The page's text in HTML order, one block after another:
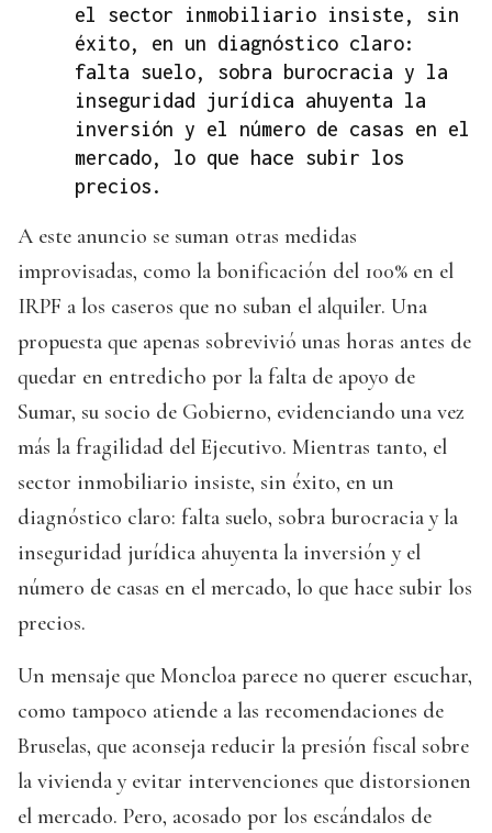
el sector inmobiliario insiste, sin
éxito, en un diagnóstico claro:
falta suelo, sobra burocracia y la
inseguridad jurídica ahuyenta la
inversión y el número de casas en el
mercado, lo que hace subir los
precios.
A este anuncio se suman otras medidas
improvisadas, como la bonificación del 100% en el
IRPF a los caseros que no suban el alquiler. Una
propuesta que apenas sobrevivió unas horas antes de
quedar en entredicho por la falta de apoyo de
Sumar, su socio de Gobierno, evidenciando una vez
más la fragilidad del Ejecutivo. Mientras tanto, el
sector inmobiliario insiste, sin éxito, en un
diagnóstico claro: falta suelo, sobra burocracia y la
inseguridad jurídica ahuyenta la inversión y el
número de casas en el mercado, lo que hace subir los
precios.
Un mensaje que Moncloa parece no querer escuchar,
como tampoco atiende a las recomendaciones de
Bruselas, que aconseja reducir la presión fiscal sobre
la vivienda y evitar intervenciones que distorsionen
el mercado. Pero, acosado por los escándalos de